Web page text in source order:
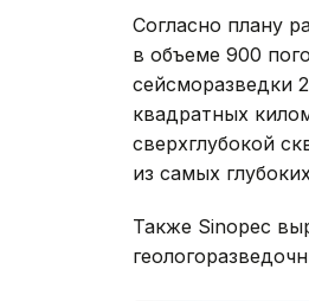
Согласно плану
в объеме 900
сейсморазведки
квадратных
сверхглубокой
из самых
Также Sinopec